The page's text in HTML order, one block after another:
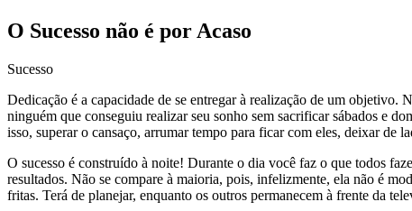
O Sucesso não é por Acaso
Sucesso
Dedicação é a capacidade de se entregar à realização de um
ninguém que conseguiu realizar seu sonho sem sacrificar sábados e
isso, superar o cansaço, arrumar tempo para ficar com eles, deixar de
O sucesso é construído à noite! Durante o dia você faz o que todos
resultados. Não se compare à maioria, pois, infelizmente, ela não é
fritas. Terá de planejar, enquanto os outros permanecem à frente da